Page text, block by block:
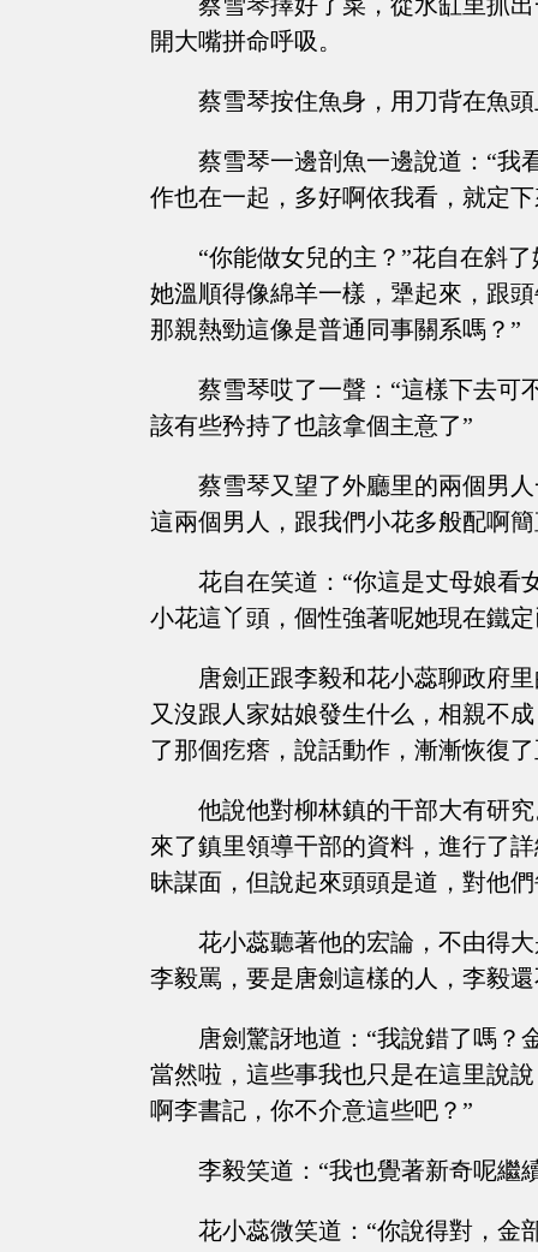
開大嘴拼命呼吸。
蔡雪琴按住魚身，用刀背在魚
蔡雪琴一邊剖魚一邊說道：“我
作也在一起，多好啊依我看，就定
“你能做女兒的主？”花自在斜
她溫順得像綿羊一樣，犟起來，跟
那親熱勁這像是普通同事關系嗎？”
蔡雪琴哎了一聲：“這樣下去可
該有些矜持了也該拿個主意了”
蔡雪琴又望了外廳里的兩個男
這兩個男人，跟我們小花多般配啊
花自在笑道：“你這是丈母娘看
小花這丫頭，個性強著呢她現在鐵
唐劍正跟李毅和花小蕊聊政府
又沒跟人家姑娘發生什么，相親不
了那個疙瘩，說話動作，漸漸恢復
他說他對柳林鎮的干部大有研
來了鎮里領導干部的資料，進行了
昧謀面，但說起來頭頭是道，對他
花小蕊聽著他的宏論，不由得
李毅罵，要是唐劍這樣的人，李毅
唐劍驚訝地道：“我說錯了嗎？
當然啦，這些事我也只是在這里說
啊李書記，你不介意這些吧？”
李毅笑道：“我也覺著新奇呢繼
花小蕊微笑道：“你說得對，金